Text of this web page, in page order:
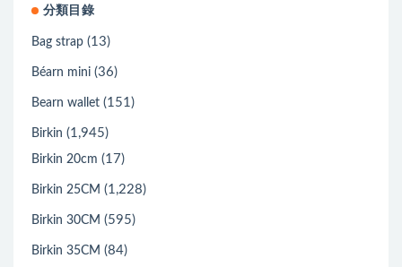
分類目錄
Bag strap (13)
Béarn mini (36)
Bearn wallet (151)
Birkin (1,945)
Birkin 20cm (17)
Birkin 25CM (1,228)
Birkin 30CM (595)
Birkin 35CM (84)